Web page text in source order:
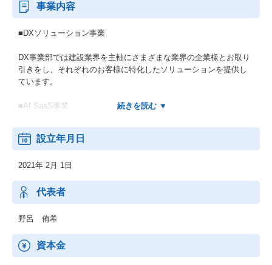
事業内容
■DXソリューション事業
DX事業部では建設業界を主軸にさまざまな業界の企業様とお取り
引きをし、それぞれのお客様に特化したソリューションを提供し
ています。
■AI SaaS事業
現在は主に建設業界における業務効率化を主眼としたAI SaaSを展
開しており、特にファーストプロダクトである『DigitalBillder』シ
全国でのべ300社様以上の管理業務のDX化を実現・推進していま
す。
また、2024年2月には建設業特化LLMサービスのAIコンストシェル
ジュ『光／Hikari』も提供を開始し、ローンチ3カ月ですでに50社
様以上にご契約をいただいております。
設立年月日
2021年 2月 1日
代表者
野呂 侑希
資本金